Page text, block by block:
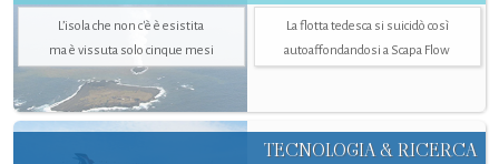
L’isola che non c'è è esistita
ma è vissuta solo cinque mesi
La flotta tedesca si suicidò così
autoaffondandosi a Scapa Flow
TECNOLOGIA & RICERCA